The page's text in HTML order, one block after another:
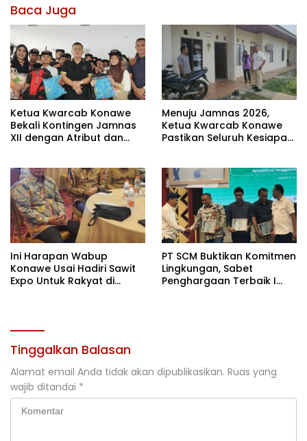
Baca Juga
Ketua Kwarcab Konawe
Bekali Kontingen Jamnas
XII dengan Atribut dan
Menuju Jamnas 2026,
Ketua Kwarcab Konawe
Pastikan Seluruh Kesiapan
Ini Harapan Wabup
Konawe Usai Hadiri Sawit
Expo Untuk Rakyat di
PT SCM Buktikan Komitmen
Lingkungan, Sabet
Penghargaan Terbaik I
Tinggalkan Balasan
Alamat email Anda tidak akan dipublikasikan. Ruas yang
wajib ditandai *